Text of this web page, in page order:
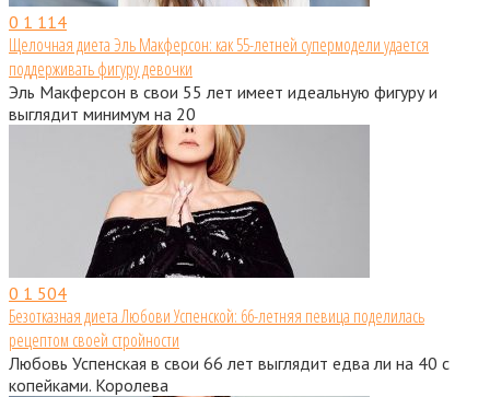
0 1 114
Щелочная диета Эль Макферсон: как 55-летней супермодели удается
поддерживать фигуру девочки
Эль Макферсон в свои 55 лет имеет идеальную фигуру и
выглядит минимум на 20
0 1 504
Безотказная диета Любови Успенской: 66-летняя певица поделилась
рецептом своей стройности
Любовь Успенская в свои 66 лет выглядит едва ли на 40 с
копейками. Королева